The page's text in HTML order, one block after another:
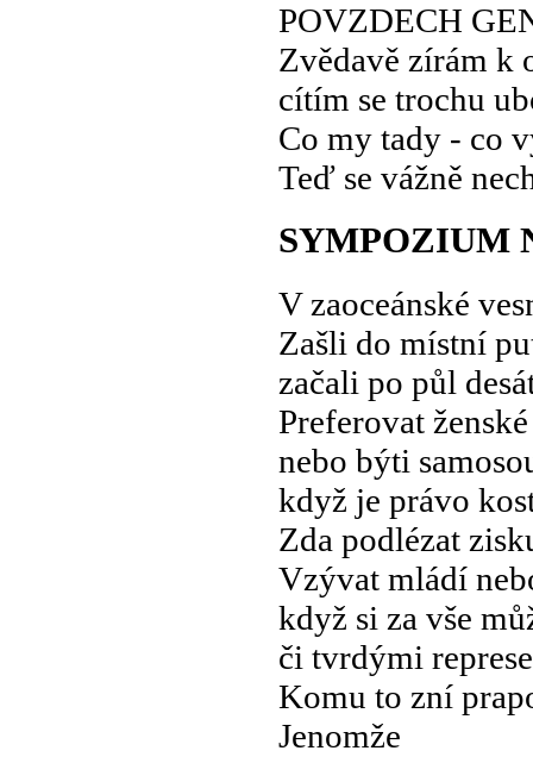
POVZDECH
Zvědavě zírám k
cítím se trochu
Co my tady - co
Teď se vážně
SYMPOZIUM
V zaoceánské
Zašli do místní
začali po půl
Preferovat
nebo býti
když je právo
Zda podlézat
Vzývat mládí
když si za vše
či tvrdými
Komu to zní
Jenomže